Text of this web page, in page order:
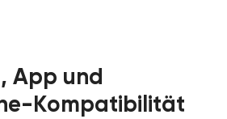
App und
Kompatibilität